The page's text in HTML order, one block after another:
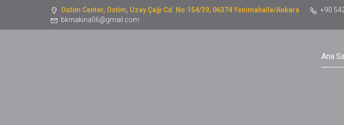
Ostim Center, Ostim, Uzay Çağı Cd. No:154/39, 06374 Yenimahalle/Ankara
+90
bkmakina06@gmail.com
Ana